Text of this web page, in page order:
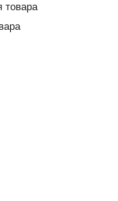
товара